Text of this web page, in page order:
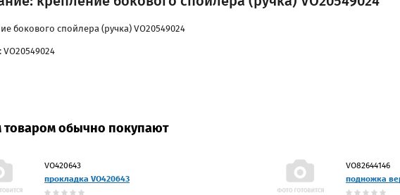
бокового спойлера (ручка) VO20549024
VO20549024
товаром обычно покупают
VO420643
прокладка VO420643
VO82644146
подножка